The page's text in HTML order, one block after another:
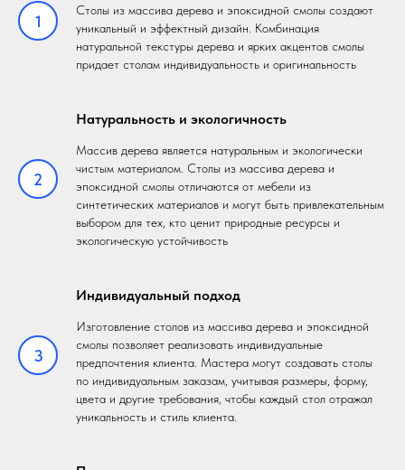
1
Столы из массива дерева и эпоксидной смолы создают
уникальный и эффектный дизайн. Комбинация
натуральной текстуры дерева и ярких акцентов смолы
придает столам индивидуальность и оригинальность
2
Натуральность и экологичность
Массив дерева является натуральным и экологически
чистым материалом. Столы из массива дерева и
эпоксидной смолы отличаются от мебели из
синтетических материалов и могут быть привлекательным
выбором для тех, кто ценит природные ресурсы и
экологическую устойчивость
3
Индивидуальный подход
Изготовление столов из массива дерева и эпоксидной
смолы позволяет реализовать индивидуальные
предпочтения клиента. Мастера могут создавать столы
по индивидуальным заказам, учитывая размеры, форму,
цвета и другие требования, чтобы каждый стол отражал
уникальность и стиль клиента.